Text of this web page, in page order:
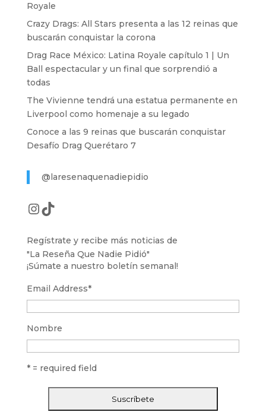
Royale
Crazy Drags: All Stars presenta a las 12 reinas que
buscarán conquistar la corona
Drag Race México: Latina Royale capítulo 1 | Un
Ball espectacular y un final que sorprendió a
todas
The Vivienne tendrá una estatua permanente en
Liverpool como homenaje a su legado
Conoce a las 9 reinas que buscarán conquistar
Desafío Drag Querétaro 7
@laresenaquenadiepidio
Instagram
TikTok
Regístrate y recibe más noticias de
"La Reseña Que Nadie Pidió"
¡Súmate a nuestro boletín semanal!
Email Address*
Nombre
* = required field